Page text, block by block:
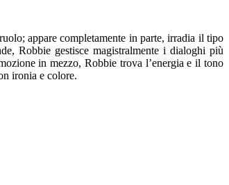
appare completamente in parte, irradia il tipo
Robbie gestisce magistralmente i dialoghi più
in mezzo, Robbie trova l’energia e il tono
ironia e colore.